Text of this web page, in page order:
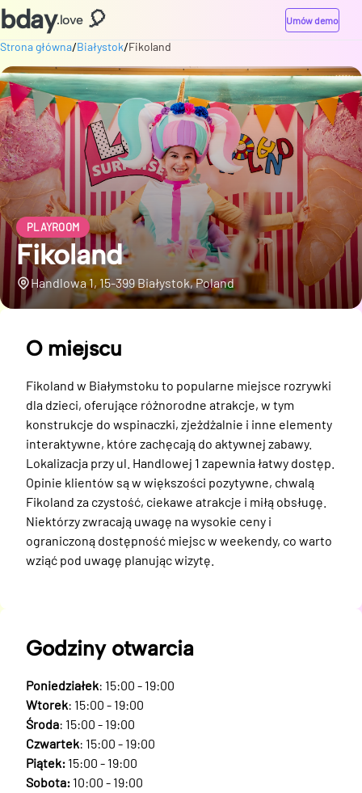
bday.love 🎈 Umów demo
Strona główna/Białystok/Fikoland
PLAYROOM
Fikoland
Handlowa 1, 15-399 Białystok, Poland
O miejscu
Fikoland w Białymstoku to popularne miejsce rozrywki
dla dzieci, oferujące różnorodne atrakcje, w tym
konstrukcje do wspinaczki, zjeżdżalnie i inne elementy
interaktywne, które zachęcają do aktywnej zabawy.
Lokalizacja przy ul. Handlowej 1 zapewnia łatwy dostęp.
Opinie klientów są w większości pozytywne, chwalą
Fikoland za czystość, ciekawe atrakcje i miłą obsługę.
Niektórzy zwracają uwagę na wysokie ceny i
ograniczoną dostępność miejsc w weekendy, co warto
wziąć pod uwagę planując wizytę.
Godziny otwarcia
Poniedziałek: 15:00 - 19:00
Wtorek: 15:00 - 19:00
Środa: 15:00 - 19:00
Czwartek: 15:00 - 19:00
Piątek: 15:00 - 19:00
Sobota: 10:00 - 19:00